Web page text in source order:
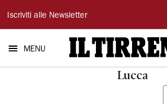
Il
Tirreno
Iscriviti alle Newsletter
MENU
Lucca